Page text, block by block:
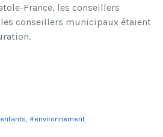
France, les conseillers
conseillers municipaux étaient
enfants environnement